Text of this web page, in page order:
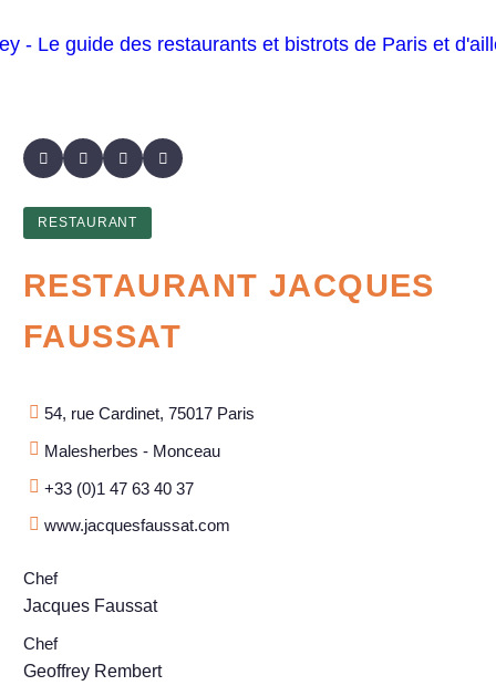
RESTAURANT
RESTAURANT JACQUES
FAUSSAT
54, rue Cardinet, 75017 Paris
Malesherbes - Monceau
+33 (0)1 47 63 40 37
www.jacquesfaussat.com
Chef
Jacques Faussat
Chef
Geoffrey Rembert